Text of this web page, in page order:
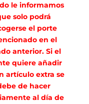
le informamos
solo podrá
el porte
en el
anterior. Si el
quiere añadir
artículo extra se
de hacer
al día de